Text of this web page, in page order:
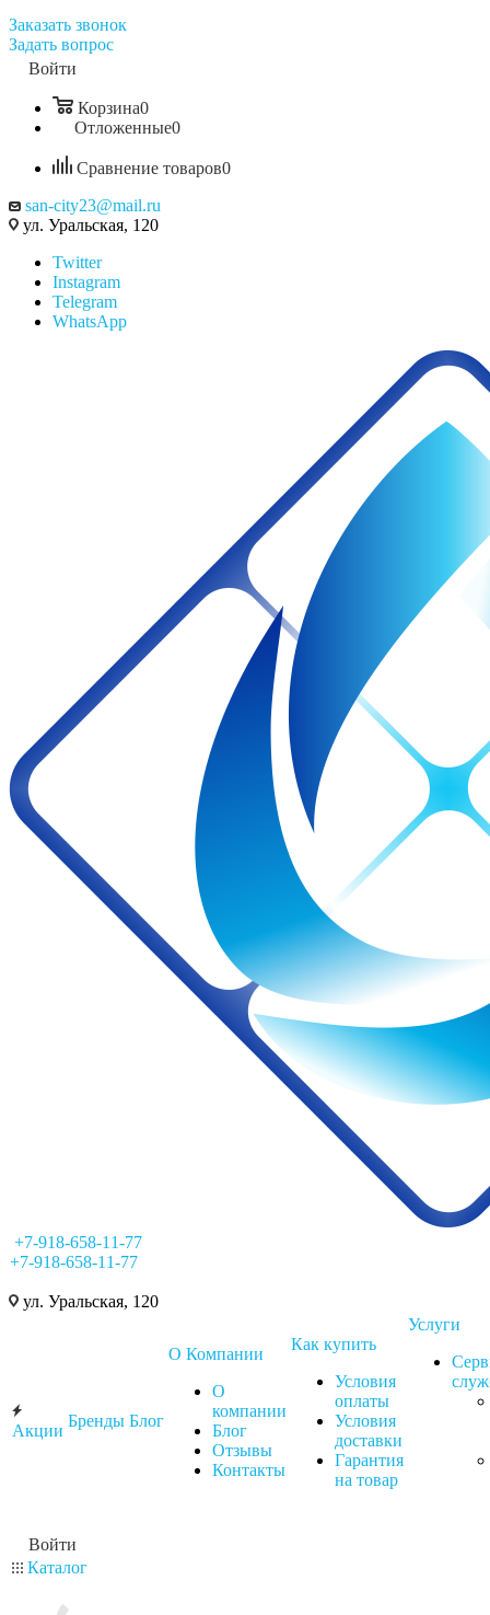
Заказать звонок
Задать вопрос
Войти
Корзина0
Отложенные0
Сравнение товаров0
san-city23@mail.ru
ул. Уральская, 120
Twitter
Instagram
Telegram
WhatsApp
+7-918-658-11-77
+7-918-658-11-77
ул. Уральская, 120
Акции
Бренды Блог
О Компании
О
компании
Блог
Отзывы
Контакты
Как купить
Условия
оплаты
Условия
доставки
Гарантия
на товар
Услуги
Войти
Каталог